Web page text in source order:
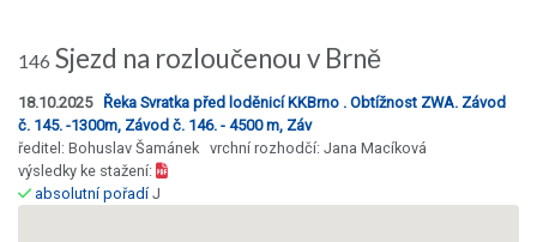
146 Sjezd na rozloučenou v Brně
18.10.2025 Řeka Svratka před loděnicí KKBrno . Obtížnost ZWA. Závod
č. 145. -1300m, Závod č. 146. - 4500 m, Záv
ředitel: Bohuslav Šamánek vrchní rozhodčí: Jana Macíková
výsledky ke stažení:
absolutní pořadíJ